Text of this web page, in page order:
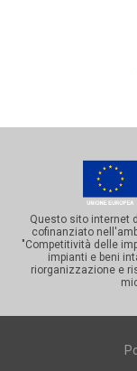
Questo sito internet
cofinanziato
"Competitività delle
impianti e beni
riorganizzazione e